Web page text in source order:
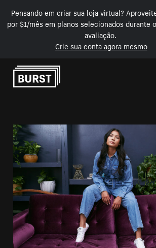
Pensando em criar sua loja virtual?
por $1/mês em planos selecionados durante
avaliação.
Crie sua conta agora mesmo
Pular para o conteúdo